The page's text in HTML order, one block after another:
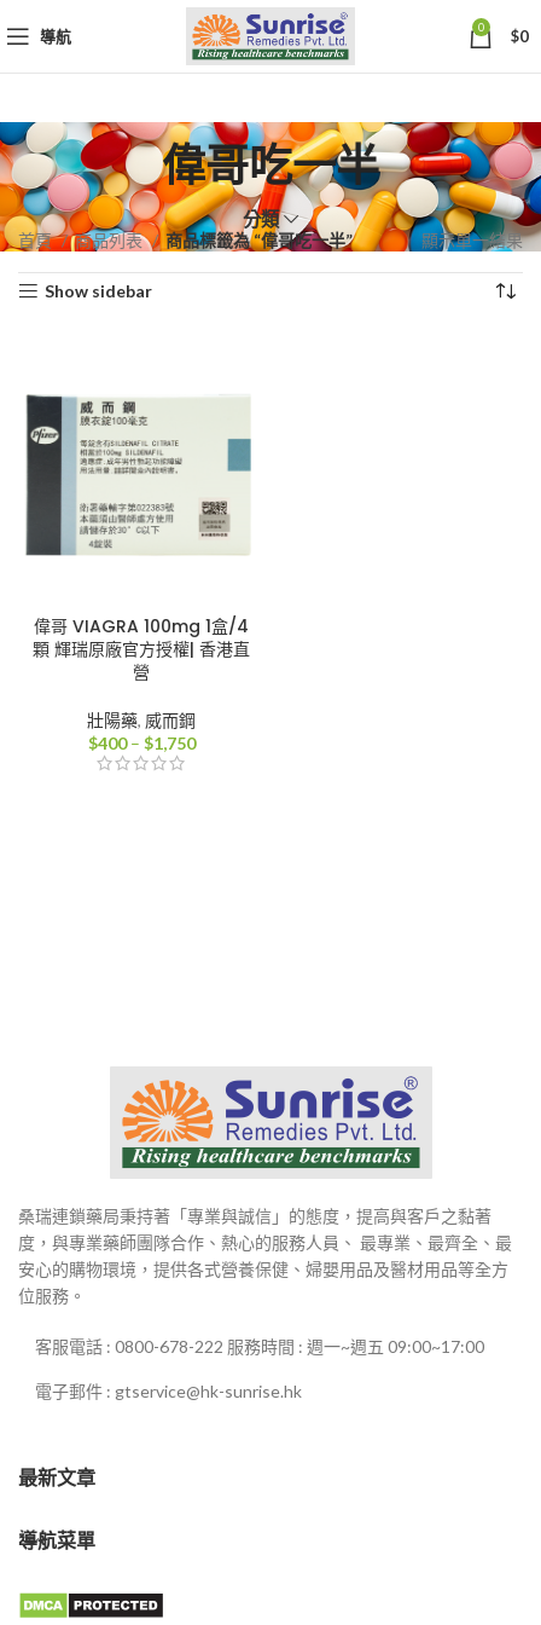
導航 0 $0
偉哥吃一半
分類
首頁 商品列表 商品標籤為 “偉哥吃一半” 顯示單一結果
Show sidebar
偉哥 VIAGRA 100mg 1盒/4
顆 輝瑞原廠官方授權| 香港直
營
壯陽藥, 威而鋼
$400 – $1,750價
桑瑞連鎖藥局秉持著「專業與誠信」的態度，提高與客戶之黏著
度，與專業藥師團隊合作、熱心的服務人員、 最專業、最齊全、最
安心的購物環境，提供各式營養保健、婦嬰用品及醫材用品等全方
位服務。
客服電話 : 0800-678-222 服務時間 : 週一~週五 09:00~17:00
電子郵件 : gtservice@hk-sunrise.hk
最新文章
導航菜單